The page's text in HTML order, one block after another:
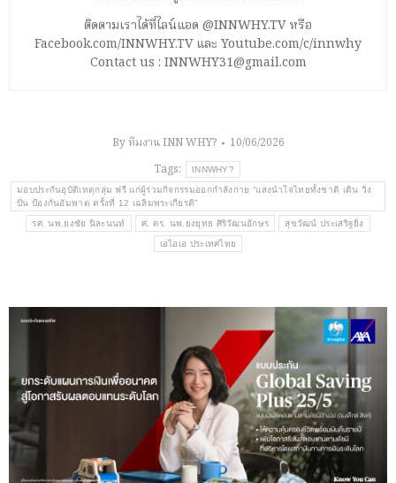
ติดตามเราได้ที่ไลน์แอด @INNWHY.TV หรือ
Facebook.com/INNWHY.TV และ Youtube.com/c/innwhy
Contact us : INNWHY31@gmail.com
Byทีมงาน INN WHY?
10/06/2026
Tags:
INNWHY?
มอบประกันอุบัติเหตุกลุ่ม ฟรี แก่ผู้ร่วมกิจกรรมออกกำลังกาย “แสงนำใจไทยทั้งชาติ เดิน วิ่ง
ปั่น ป้องกันอัมพาต ครั้งที่ 12 เฉลิมพระเกียรติ”
รศ. นพ.ยงชัย นิละนนท์ ศ. ดร. นพ.ยงยุทธ ศิริวัฒนอักษร สุขวัฒน์ ประเสริฐยิ่ง
เอไอเอ ประเทศไทย